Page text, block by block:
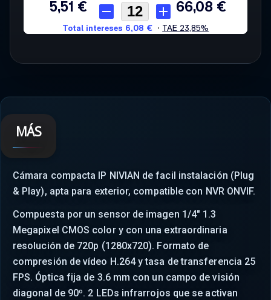
MÁS
Cámara compacta IP NIVIAN de facil instalación (Plug
& Play), apta para exterior, compatible con NVR ONVIF.
Compuesta por un sensor de imagen 1/4" 1.3
Megapixel CMOS color y con una extraordinaria
resolución de 720p (1280x720). Formato de
compresión de vídeo H.264 y tasa de transferencia 25
FPS. Óptica fija de 3.6 mm con un campo de visión
diagonal de 90º. 2 LEDs infrarrojos que se activan